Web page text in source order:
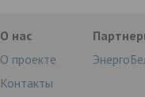
О нас
О проекте
Контакты